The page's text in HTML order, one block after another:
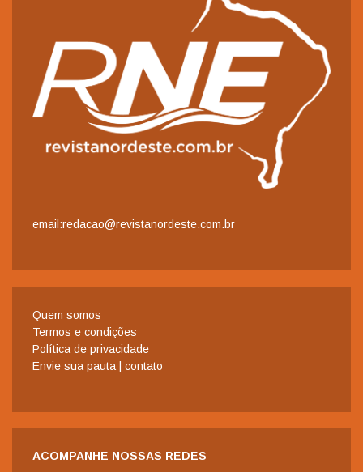
email:redacao@revistanordeste.com.br
Quem somos
Termos e condições
Política de privacidade
Envie sua pauta | contato
ACOMPANHE NOSSAS REDES